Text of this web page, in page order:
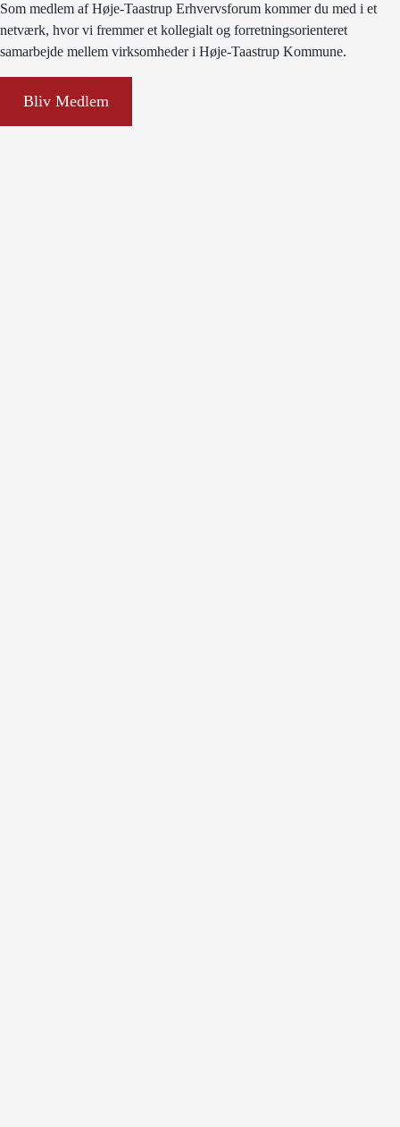
Som medlem af Høje-Taastrup Erhvervsforum kommer du med i et
netværk, hvor vi fremmer et kollegialt og forretningsorienteret
samarbejde mellem virksomheder i Høje-Taastrup Kommune.
Bliv Medlem